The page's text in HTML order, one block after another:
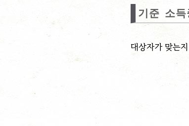
기준 소
대상자가 맞는